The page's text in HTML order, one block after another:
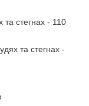
стегнах - 110
та стегнах -